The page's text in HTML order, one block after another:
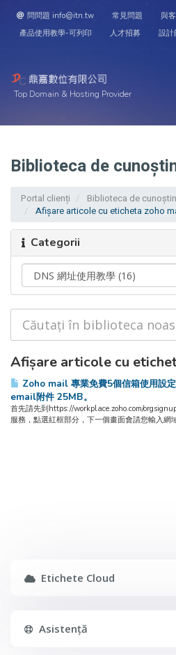
問問題 info@itn.tw 常見問題
與
產品使用教學-可列印
人才招募 設計
Top Domain & Hosting Provider
Biblioteca de
Portal clienți
Biblioteca de
Afișare articole cu eticheta zoho
Categorii
Afișare articole cu
Zoho mail 專業免費5個信箱使用設
email附件 25MB。
首先請先到https://workplace.zoho.com/
服務，點選紅框部分，下一個畫面會請您輸入網
Etichete Cloud
Asistență